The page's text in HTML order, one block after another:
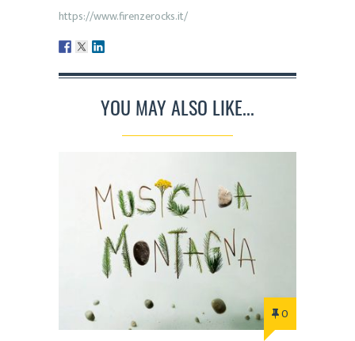
https://www.firenzerocks.it/
YOU MAY ALSO LIKE...
0